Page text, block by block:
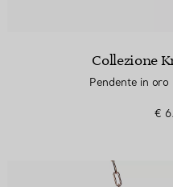
Collezione
Pendente in oro
€